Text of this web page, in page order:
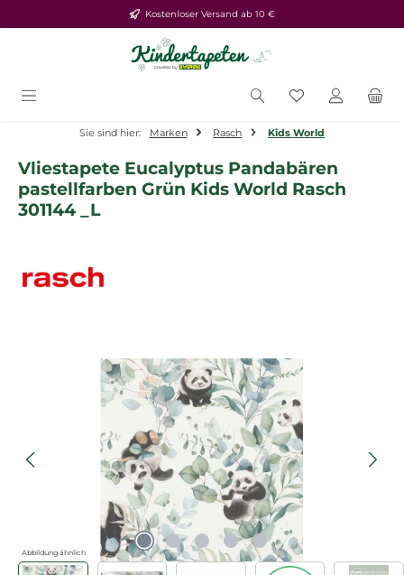
Zum Hauptinhalt springenKostenloser Versand ab 10 €
Du hast 0
Sie sind hier: Marken Rasch Kids World
Vliestapete Eucalyptus Pandabären
pastellfarben Grün Kids World Rasch
301144 _L
Bildergalerie überspringen
Abbildung ähnlich